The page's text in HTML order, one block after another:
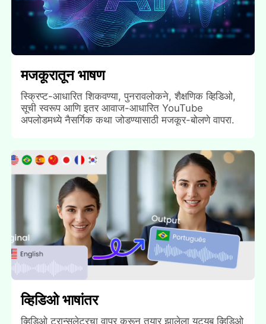
मजकूरातून भाषण
स्क्रिप्ट-आधारित शिकवण्या, पुनरावलोकने, शैक्षणिक व्हिडिओ,
सूची स्वरूप आणि इतर आवाज-आधारित YouTube
अपलोडमध्ये नैसर्गिक कथा जोडण्यासाठी मजकूर-बोलणे वापरा.
व्हिडिओ भाषांतर
व्हिडिओ ट्रान्सलेटरचा वापर करून तयार झालेला युट्यूब व्हिडिओ